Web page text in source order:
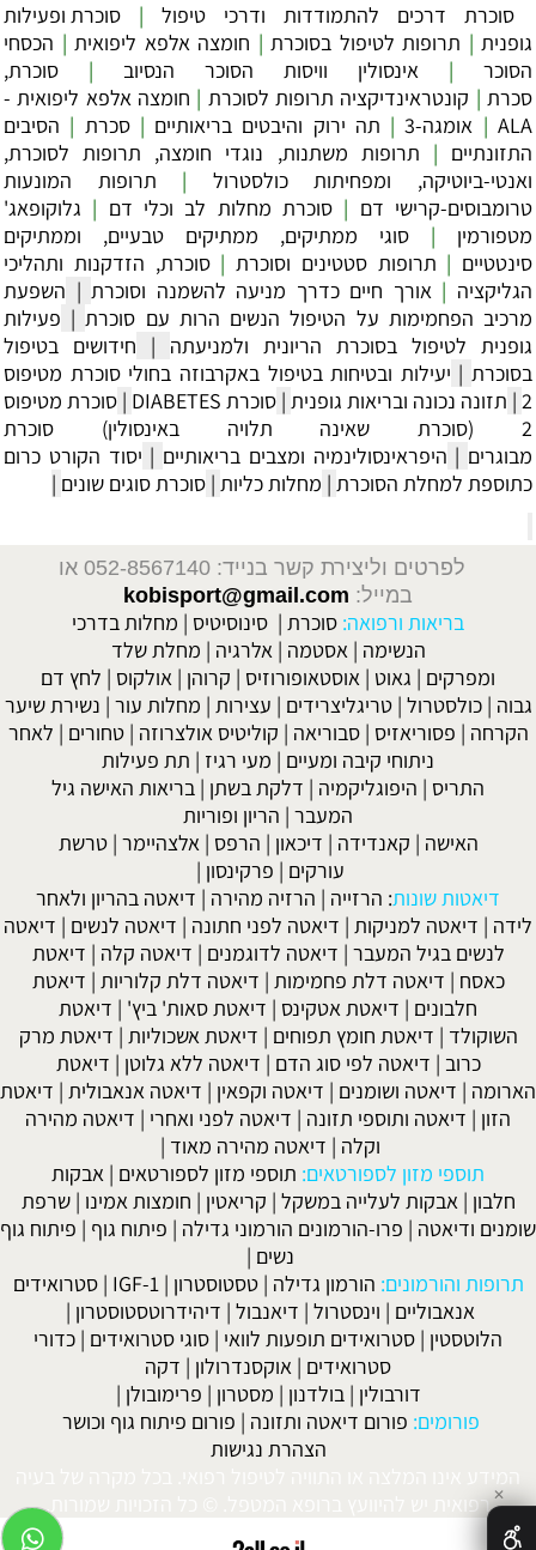
סוכרת דרכים להתמודדות ודרכי טיפול | סוכרת ופעילות
גופנית | תרופות לטיפול בסוכרת | חומצה אלפא ליפואית | הכסחי
הסוכר | אינסולין וויסות הסוכר הנסיוב | סוכרת,
סכרת| קונטראינדיקציה תרופות לסוכרת | חומצה אלפא ליפואית -
ALA
| אומגה-3 | תה ירוק והיבטים בריאותיים |סכרת | הסיבים
התזונתיים | תרופות משתנות, נוגדי חומצה, תרופות לסוכרת,
ואנטי-ביוטיקה, ומפחיתות כולסטרול | תרופות המונעות
טרומבוסים-קרישי דם | סוכרת מחלות לב וכלי דם | גלוקופאג'
מטפורמין | סוגי ממתיקים, ממתיקים טבעיים, וממתיקים
סינטטיים | תרופות סטטינים וסוכרת |סוכרת, הזדקנות ותהליכי
הגליקציה |אורך חיים כדרך מניעה להשמנה וסוכרת| השפעת
מרכיב הפחמימות על הטיפול הנשים הרות עם סוכרת| פעילות
גופנית לטיפול בסוכרת הריונית ולמניעתה | חידושים בטיפול
בסוכרת | יעילות ובטיחות בטיפול באקרבוזה בחולי סוכרת מטיפוס
2
| תזונה נכונה ובריאות גופנית | סוכרת DIABETES | סוכרת מטיפוס
2 (סוכרת שאינה תלויה באינסולין) סוכרת
מבוגרים | היפראינסולינמיה ומצבים בריאותיים | יסוד הקורט כרום
כתוספת למחלת הסוכרת | מחלות כליות | סוכרת סוגים שונים |
לפרטים וליצירת קשר בנייד: 052-8567140
או
במייל: kobisport@gmail.com
בריאות ורפואה: סוכרת | סינוסיטיס | מחלות בדרכי
הנשימה | אסטמה | אלרגיה | מחלת שלד
ומפרקים | גאוט | אוסטאופורוזיס | קרוהן | אולקוס | לחץ דם
גבוה |כולסטרול |טריגליצרידים | עצירות | מחלות עור | נשירת שיער
הקרחה | פסוריאזיס |סבוריאה | קוליטיס אולצרוזה |טחורים | לאחר
ניתוחי קיבה ומעיים | מעי רגיז | תת פעילות
התריס | היפוגליקמיה | דלקת בשתן | בריאות האישה גיל
המעבר | הריון ופוריות
האישה | קאנדידה | דיכאון | הרפס | אלצהיימר |טרשת
עורקים | פרקינסון |
דיאטות שונות: הרזייה | הרזיה מהירה | דיאטה בהריון ולאחר
לידה | דיאטה למניקות | דיאטה לפני חתונה | דיאטה לנשים | דיאטה
לנשים בגיל המעבר | דיאטה לדוגמנים | דיאטה קלה | דיאטת
כאסח | דיאטה דלת פחמימות | דיאטה דלת קלוריות | דיאטת
חלבונים | דיאטת אטקינס | דיאטת סאות' ביץ' | דיאטת
השוקולד | דיאטת חומץ תפוחים | דיאטת אשכוליות | דיאטת מרק
כרוב | דיאטה לפי סוג הדם | דיאטה ללא גלוטן | דיאטת
הארומה | דיאטה ושומנים | דיאטה וקפאין | דיאטה אנאבולית | דיאטת
הזון | דיאטה ותוספי תזונה | דיאטה לפני ואחרי | דיאטה מהירה
וקלה | דיאטה מהירה מאוד |
תוספי מזון לספורטאים: תוספי מזון לספורטאים | אבקות
חלבון | אבקות לעלייה במשקל | קריאטין | חומצות אמינו |שרפת
שומנים ודיאטה | פרו-הורמונים הורמוני גדילה | פיתוח גוף | פיתוח גוף
נשים |
תרופות והורמונים: הורמון גדילה |טסטוסטרון |
IGF-1
|סטרואידים
אנאבוליים | וינסטרול | דיאנבול | דיהידרוטסטוסטרון |
הלוטסטין | סטרואידים תופעות לוואי | סוגי סטרואידים | כדורי
סטרואידים | אוקסנדרולון | דקה
דורבולין | בולדנון | מסטרון | פרימובולן |
פורומים: פורום דיאטה ותזונה | פורום פיתוח גוף וכושר
הצהרת נגישות
המידע אינו המלצה או התוויה לטיפול רפואי. בכל מקרה של בעיה
רפואית יש להיוועץ ברופא המטפל. © כל הזכויות שמורות. ✕